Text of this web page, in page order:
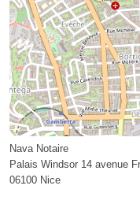
Nava Notaire
Palais Windsor 14 avenue
06100 Nice